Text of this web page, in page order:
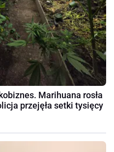
Marihuana rosła
przejęła setki tysięcy